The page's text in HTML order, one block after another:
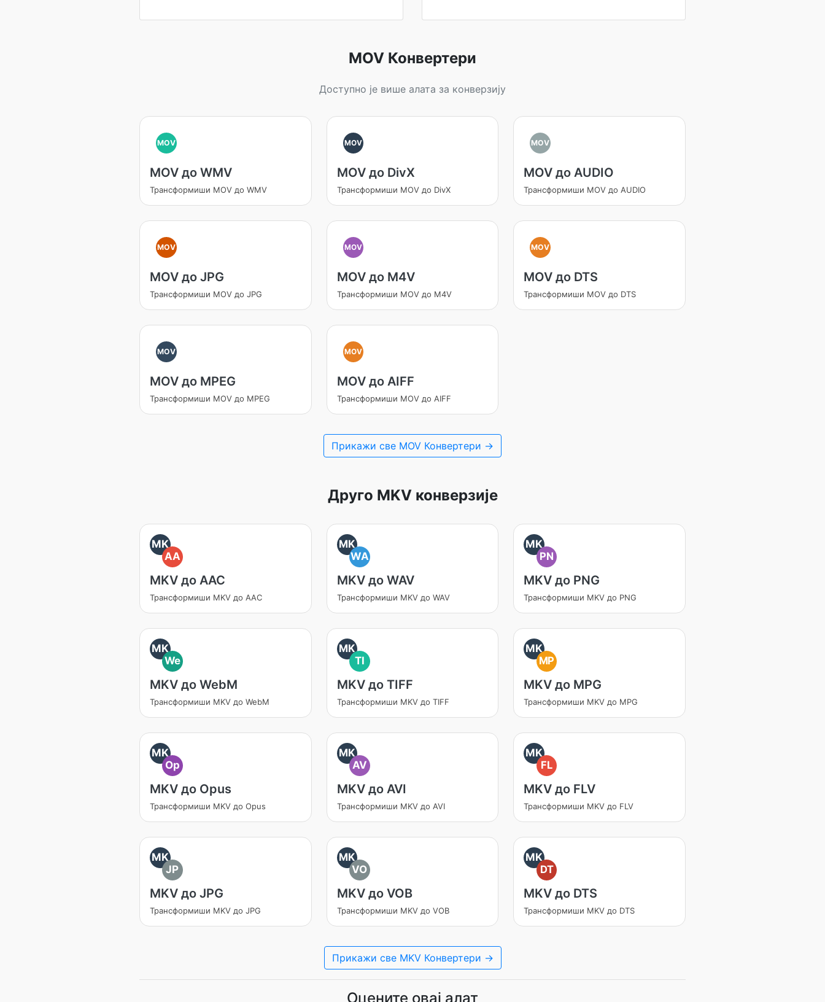
MOV Конвертери
Доступно је више алата за конверзију
MOV
MOV до WMV
Трансформиши MOV до WMV
MOV
MOV до DivX
Трансформиши MOV до DivX
MOV
MOV до AUDIO
Трансформиши MOV до AUDIO
MOV
MOV до JPG
Трансформиши MOV до JPG
MOV
MOV до M4V
Трансформиши MOV до M4V
MOV
MOV до DTS
Трансформиши MOV до DTS
MOV
MOV до MPEG
Трансформиши MOV до MPEG
MOV
MOV до AIFF
Трансформиши MOV до AIFF
Прикажи све MOV Конвертери →
Друго MKV конверзије
MK
AA
MKV до AAC
Трансформиши MKV до AAC
MK
WA
MKV до WAV
Трансформиши MKV до WAV
MK
PN
MKV до PNG
Трансформиши MKV до PNG
MK
We
MKV до WebM
Трансформиши MKV до WebM
MK
TI
MKV до TIFF
Трансформиши MKV до TIFF
MK
MP
MKV до MPG
Трансформиши MKV до MPG
MK
Op
MKV до Opus
Трансформиши MKV до Opus
MK
AV
MKV до AVI
Трансформиши MKV до AVI
MK
FL
MKV до FLV
Трансформиши MKV до FLV
MK
JP
MKV до JPG
Трансформиши MKV до JPG
MK
VO
MKV до VOB
Трансформиши MKV до VOB
MK
DT
MKV до DTS
Трансформиши MKV до DTS
Прикажи све MKV Конвертери →
Оцените овај алат